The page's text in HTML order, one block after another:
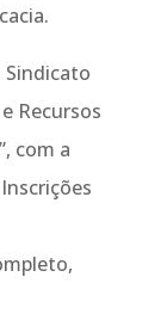
Recursos
com a